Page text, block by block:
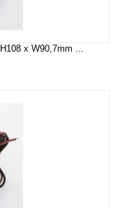
H108 x W90,7mm ...